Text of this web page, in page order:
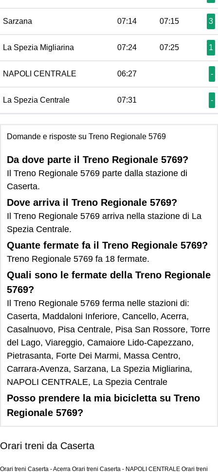
Sarzana 07:14 07:15 3
La Spezia Migliarina 07:24 07:25 1
NAPOLI CENTRALE 06:27 -
La Spezia Centrale 07:31 -
Domande e risposte su Treno Regionale 5769
Da dove parte il Treno Regionale 5769?
Il Treno Regionale 5769 parte dalla stazione di
Caserta.
Dove arriva il Treno Regionale 5769?
Il Treno Regionale 5769 arriva nella stazione di La
Spezia Centrale.
Quante fermate fa il Treno Regionale 5769?
Treno Regionale 5769 fa 18 fermate.
Quali sono le fermate della Treno Regionale
5769?
Il Treno Regionale 5769 ferma nelle stazioni di:
Caserta, Maddaloni Inferiore, Cancello, Acerra,
Casalnuovo, Pisa Centrale, Pisa San Rossore, Torre
del Lago, Viareggio, Camaiore Lido-Capezzano,
Pietrasanta, Forte Dei Marmi, Massa Centro,
Carrara-Avenza, Sarzana, La Spezia Migliarina,
NAPOLI CENTRALE, La Spezia Centrale
Posso prendere la mia bicicletta su Treno
Regionale 5769?
Orari treni da Caserta
Orari treni Caserta - Acerra Orari treni Caserta - NAPOLI CENTRALE Orari treni